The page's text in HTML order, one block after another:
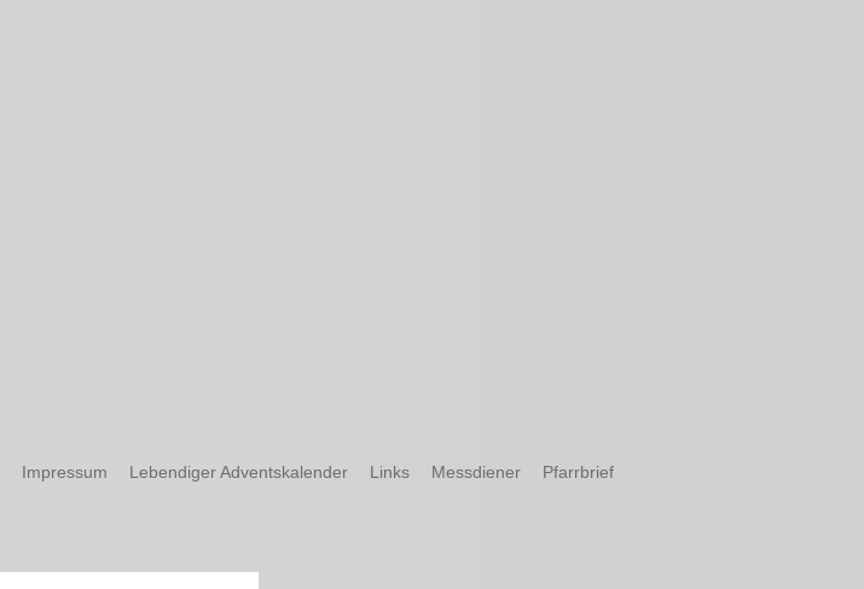
Impressum Lebendiger Adventskalender Links Messdiener Pfarrbrief